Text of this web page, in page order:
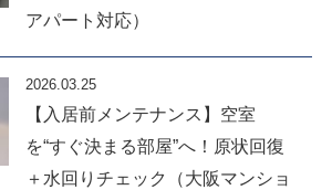
アパート対応）
2026.03.25
【入居前メンテナンス】空室
を“すぐ決まる部屋”へ！原状回復
＋水回りチェック（大阪マンショ